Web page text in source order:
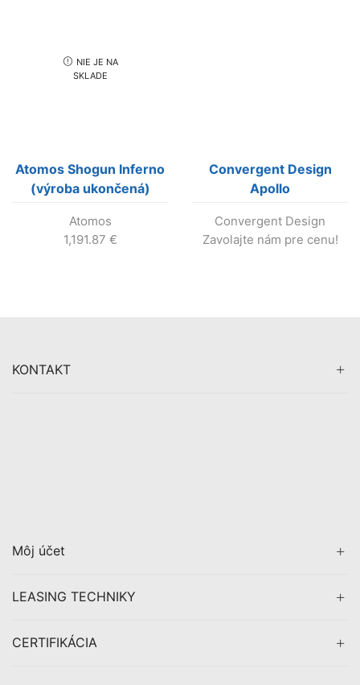
NIE JE NA
SKLADE
Atomos Shogun Inferno
(výroba ukončená)
Atomos
1,191.87 €
Convergent Design
Apollo
Convergent Design
Zavolajte nám pre cenu!
KONTAKT
Môj účet
LEASING TECHNIKY
CERTIFIKÁCIA